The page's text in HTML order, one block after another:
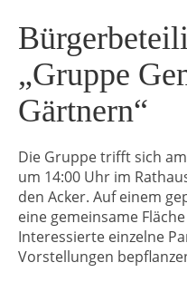
„Gruppe
Gärtnern“
Die Gruppe trifft sich
um 14:00 Uhr im
den Acker. Auf einem
eine gemeinsame
Interessierte einzelne
Vorstellungen